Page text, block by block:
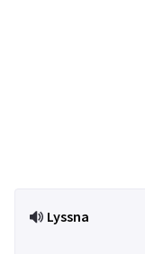
Lyssna